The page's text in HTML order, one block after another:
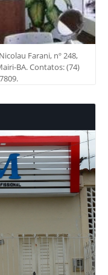
Farani, nº 248,
BA. Contatos: (74)